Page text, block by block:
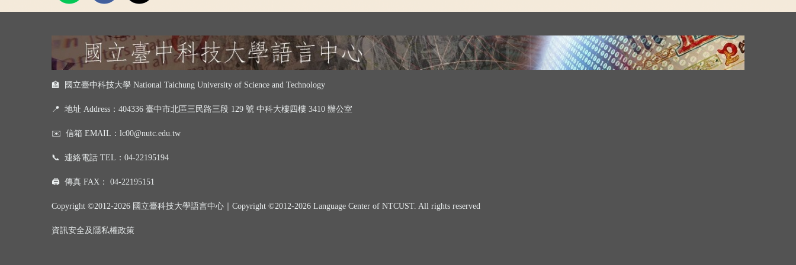
🏫 國立臺中科技大學 National Taichung University of Science and Technology
📍 地址 Address：404336 臺中市北區三民路三段 129 號 中科大樓四樓 3410 辦公室
✉️ 信箱 EMAIL： lc00@nutc.edu.tw
📞 連絡電話 TEL： 04-22195194
🖨️ 傳真 FAX： 04-22195151
Copyright ©2012-2026 國立臺科技大學語言中心｜ Copyright ©2012-2026 Language Center of NTCUST. All rights reserved
資訊安全及 隱私權政策